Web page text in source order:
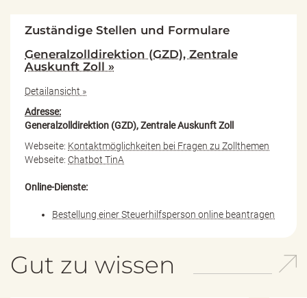
Zuständige Stellen und Formulare
Generalzolldirektion (GZD), Zentrale
Auskunft Zoll »
Detailansicht »
Adresse:
Generalzolldirektion (GZD), Zentrale Auskunft Zoll
Webseite: Kontaktmöglichkeiten bei Fragen zu Zollthemen
Webseite: Chatbot TinA
Online-Dienste:
Bestellung einer Steuerhilfsperson online beantragen
Gut zu wissen